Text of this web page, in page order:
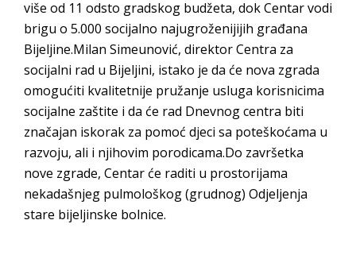
više od 11 odsto gradskog budžeta, dok Centar vodi
brigu o 5.000 socijalno najugroženijijih građana
Bijeljine.Milan Simeunović, direktor Centra za
socijalni rad u Bijeljini, istako je da će nova zgrada
omogućiti kvalitetnije pružanje usluga korisnicima
socijalne zaštite i da će rad Dnevnog centra biti
značajan iskorak za pomoć djeci sa poteškoćama u
razvoju, ali i njihovim porodicama.Do završetka
nove zgrade, Centar će raditi u prostorijama
nekadašnjeg pulmološkog (grudnog) Odjeljenja
stare bijeljinske bolnice.